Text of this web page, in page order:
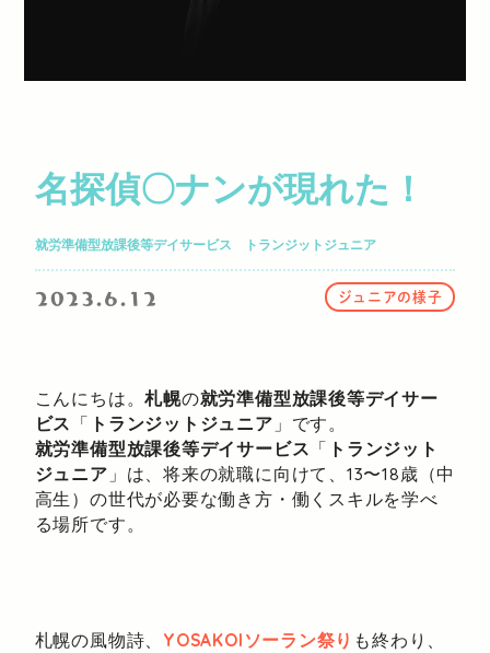
名探偵〇ナンが現れた！
就労準備型放課後等デイサービス トランジットジュニア
2023.6.12 ジュニアの様子
こんにちは。札幌の就労準備型放課後等デイサー
ビス 「 トランジットジュニア 」です。
就労準備型放課後等デイサービス 「 トランジット
ジュニア 」は、将来の就職に向けて、13〜18歳（中
高生）の世代が必要な働き方・働くスキルを学べ
る場所です。
札幌の風物詩、 YOSAKOIソーラン祭り も終わり、